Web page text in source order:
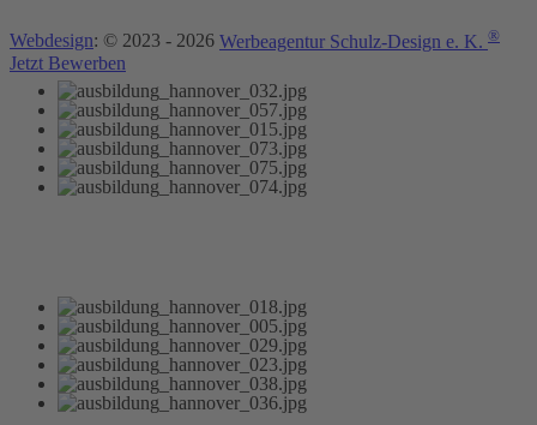
Webdesign: © 2023 - 2026 Werbeagentur Schulz-Design e. K. ®
Jetzt Bewerben